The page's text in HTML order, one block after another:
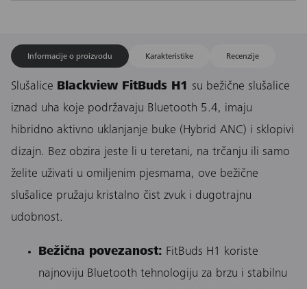
Informacije o proizvodu Karakteristike Recenzije
Slušalice Blackview FitBuds H1 su bežične slušalice
iznad uha koje podržavaju Bluetooth 5.4, imaju
hibridno aktivno uklanjanje buke (Hybrid ANC) i sklopivi
dizajn. Bez obzira jeste li u teretani, na trčanju ili samo
želite uživati u omiljenim pjesmama, ove bežične
slušalice pružaju kristalno čist zvuk i dugotrajnu
udobnost.
Bežična povezanost: FitBuds H1 koriste
najnoviju Bluetooth tehnologiju za brzu i stabilnu